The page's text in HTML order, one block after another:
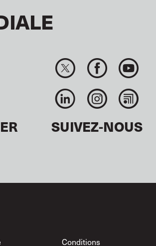
SUIVEZ-NOUS
Conditions